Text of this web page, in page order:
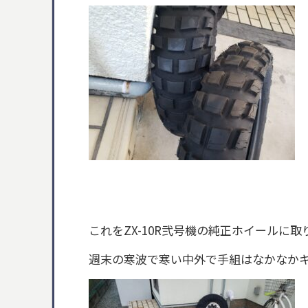
これをZX-10R弐号機の純正ホイールに取
週末の寒波で寒い中外で手組はなかなか